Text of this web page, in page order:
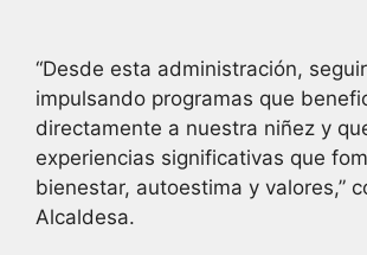
“Desde esta administración,
impulsando programas que
directamente a nuestra niñez y
experiencias significativas que
bienestar, autoestima y valores,”
Alcaldesa.